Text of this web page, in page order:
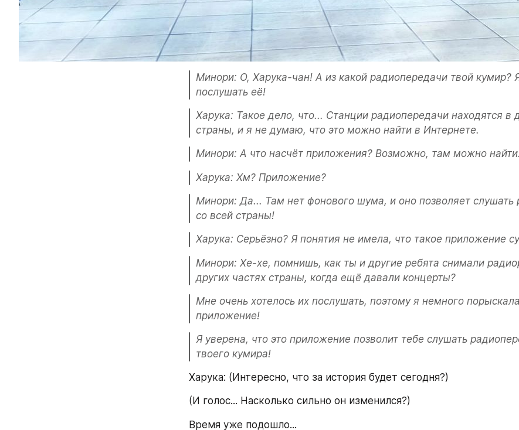
Минори: О, Харука-чан! А из какой радиопередачи твой кумир?
послушать её!
Харука: Такое дело, что... Станции радиопередачи находятся в
страны, и я не думаю, что это можно найти в Интернете.
Минори: А что насчёт приложения? Возможно, там можно найти.
Харука: Хм? Приложение?
Минори: Да... Там нет фонового шума, и оно позволяет слушать
со всей страны!
Харука: Серьёзно? Я понятия не имела, что такое приложение
Минори: Хе-хе, помнишь, как ты и другие ребята снимали
других частях страны, когда ещё давали концерты?
Мне очень хотелось их послушать, поэтому я немного
приложение!
Я уверена, что это приложение позволит тебе слушать
твоего кумира!
Харука: (Интересно, что за история будет сегодня?)
(И голос... Насколько сильно он изменился?)
Время уже подошло...